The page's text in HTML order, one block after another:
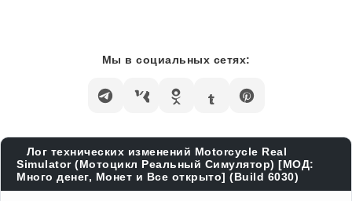
Мы в социальных сетях:
Лог технических изменений Motorcycle Real
Simulator (Мотоцикл Реальный Симулятор) [МОД:
Много денег, Монет и Все открыто] (Build 6030)